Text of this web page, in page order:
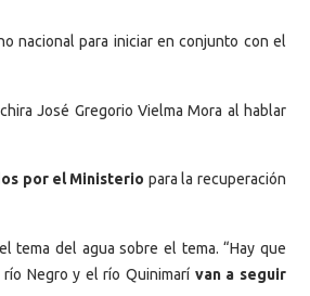
nacional para iniciar en conjunto con el
José Gregorio Vielma Mora al hablar
por el Ministerio para la recuperación
tema del agua sobre el tema. “Hay que
Negro y el río Quinimarí van a seguir